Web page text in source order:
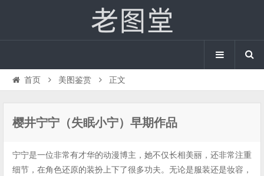
首页 美图鉴赏 正文
樱井宁宁（失眠小宁）早期作品
宁宁是一位非常有才华的动漫博主，她不仅长相美丽，还非常注重
细节，在角色还原的装扮上下了很多功夫。无论是服装还是妆容，